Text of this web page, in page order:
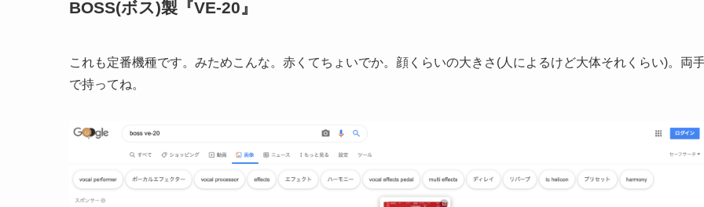
BOSS(ボス)製『VE-20』
これも定番機種です。みためこんな。赤くてちょいでか。顔くらいの大きさ(人によるけど大体それくらい)。両
で持ってね。